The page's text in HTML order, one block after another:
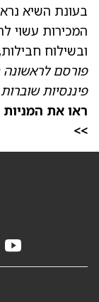
בעונת השיא
המכירות עשוי
ובשילוח
פורסם לראשונה
פיננסיות
>>